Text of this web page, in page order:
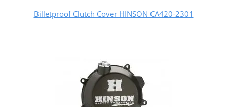
Billetproof Clutch Cover HINSON CA420-2301